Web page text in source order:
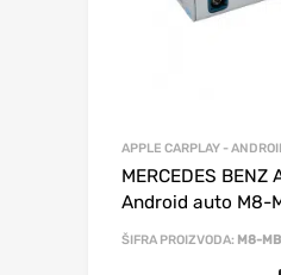
APPLE CARPLAY -
MERCEDES
Android auto M8-
ŠIFRA PROIZVODA: M8-